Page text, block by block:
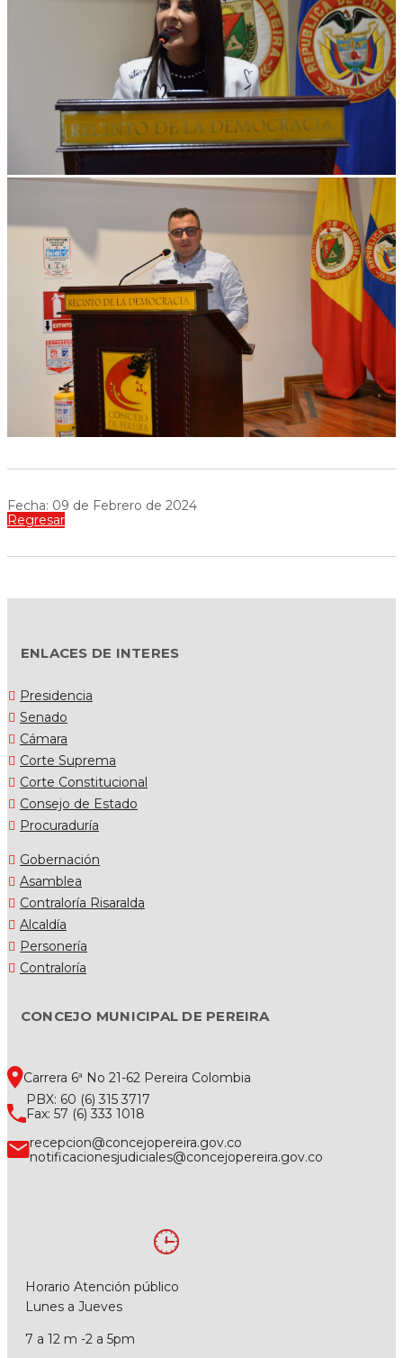
Fecha: 09 de Febrero de 2024
Regresar
ENLACES DE INTERES
Presidencia
Senado
Cámara
Corte Suprema
Corte Constitucional
Consejo de Estado
Procuraduría
Gobernación
Asamblea
Contraloría Risaralda
Alcaldía
Personería
Contraloría
CONCEJO MUNICIPAL DE PEREIRA
Carrera 6ª No 21-62 Pereira Colombia
PBX: 60 (6) 315 3717
Fax: 57 (6) 333 1018
recepcion@concejopereira.gov.co
notificacionesjudiciales@concejopereira.gov.co
Horario Atención público
Lunes a Jueves
7 a 12 m -2 a 5pm